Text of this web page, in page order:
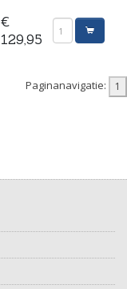
€
129,95
Paginanavigatie: